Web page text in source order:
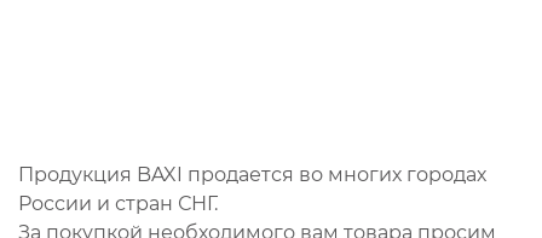
Продукция BAXI продается во многих городах
России и стран СНГ.
За покупкой необходимого вам товара просим